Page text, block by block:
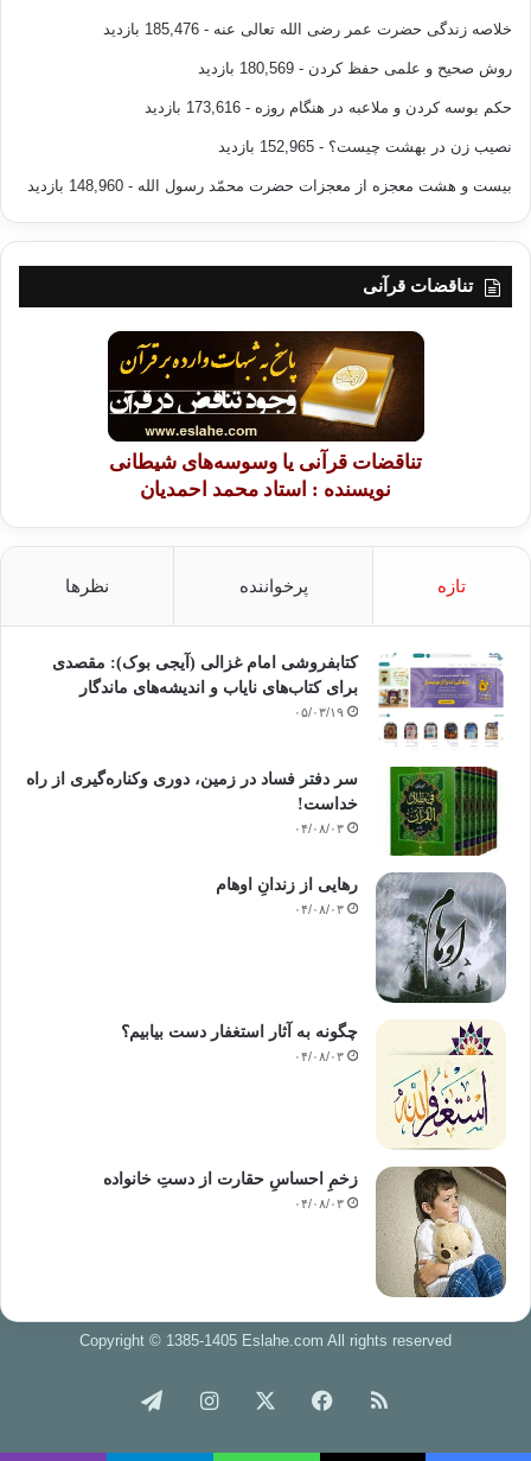
خلاصه زندگی حضرت عمر رضی الله تعالی عنه - 185,476 بازدید
روش صحیح و علمی حفظ کردن - 180,569 بازدید
حکم بوسه کردن و ملاعبه در هنگام روزه - 173,616 بازدید
نصیب زن در بهشت چیست؟ - 152,965 بازدید
بیست و هشت معجزه از معجزات حضرت محمّد رسول الله - 148,960 بازدید
تناقضات قرآنی
تناقضات قرآنی یا وسوسه‌های شیطانی
نویسنده : استاد محمد احمدیان
تازه پرخواننده نظرها
کتابفروشی امام غزالی (آیجی بوک): مقصدی
برای کتاب‌های نایاب و اندیشه‌های ماندگار
۰۵/۰۳/۱۹
سر دفتر فساد در زمین‌، دوری وکناره‌گیری از راه
خداست‌!
۰۴/۰۸/۰۳
رهایی از زندانِ اوهام
۰۴/۰۸/۰۳
چگونه به آثار استغفار دست بیابیم؟
۰۴/۰۸/۰۳
زخمِ احساسِ حقارت از دستِ خانواده
۰۴/۰۸/۰۳
Copyright © 1385-1405 Eslahe.com All rights reserved
خوراک فیس اینستاگرام